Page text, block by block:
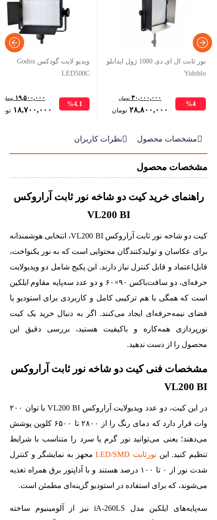
نور ثابت ال ای دی 1080 ژول ایدابلو
Yidoblo
۳۰,۰۰۰,۰۰۰ تومان
Original
۳۰,۰۰۰,۰۰۰ تومان.
۲۸,۸۰۰,۰۰۰ تومانCurrent
۲۸,۸۰۰,۰۰۰ تومان.
%4
ویدیو لایت گودکس Godox
LED500C
۱۹,۵۰۰,۰۰۰ تومان
Original
۱۸,۷۰۰,۰۰۰
%4.1
مشخصات محصول نظرات کاربران
مشخصات محصول
راهنمای خرید کیت دو شاخه نور ثابت آراروکس
VL200 BI
کیت دو شاخه نور ثابت آراروکس VL200 BI، انتخابی هوشمندانه
برای عکاسان و تولیدکنندگان محتوایی است که به نور یکنواخت،
قابل‌اعتماد و قابل کنترل نیاز دارند. این پکیج شامل دو ویدیولایت
حرفه‌ای، دو سافت‌باکس ۹۰×۶۰ و دو عدد سه‌پایه مقاوم ایلکین
است که همگی با هم ترکیبی کامل و کاربردی برای استودیو یا
فضای نیمه‌حرفه‌ای ایجاد می‌کنند. اگر به دنبال خرید یک کیت
نورپردازی همه‌کاره و باکیفیت هستید، بررسی دقیق این
محصول را از دست ندهید.
مشخصات فنی کیت دو شاخه نور ثابت آراروکس
VL200 BI
در این کیت، دو عدد ویدیولایت آراروکس VL200 BI با توان ۲۰۰
وات قرار دارد که دمای رنگ را از ۲۸۰۰ تا ۶۵۰۰ کلوین پوشش
می‌دهند؛ یعنی می‌توانید نور گرم یا سرد را متناسب با شرایط
تنظیم کنید. این نورثابت LED/SMD
مجهز به نمایشگر و کنترل
شدت نور از ۰ تا ۱۰۰ درصد هستند و با آداپتور برق همراه تغذیه
می‌شوند، که برای استفاده در استودیو گزینه‌ای مطمئن است.
سه‌پایه‌های ایلکین مدل iA-260LS نیز از آلومینیوم ساخته